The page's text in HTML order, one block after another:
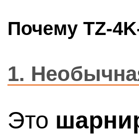
Почему TZ-
1.
Это